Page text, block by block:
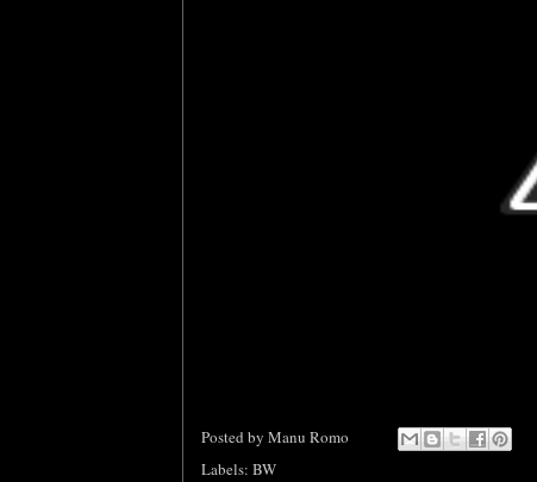
Posted by Manu Romo
Labels: BW